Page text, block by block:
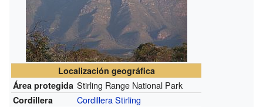
Localización geográfica
Área protegida Stirling Range National Park
Cordillera Cordillera Stirling